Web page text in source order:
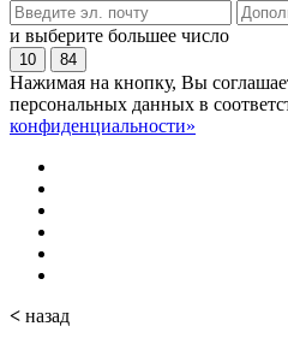
и выберите большее число
10 84
Нажимая на кнопку, Вы
персональных данных в
конфиденциальности»
< назад